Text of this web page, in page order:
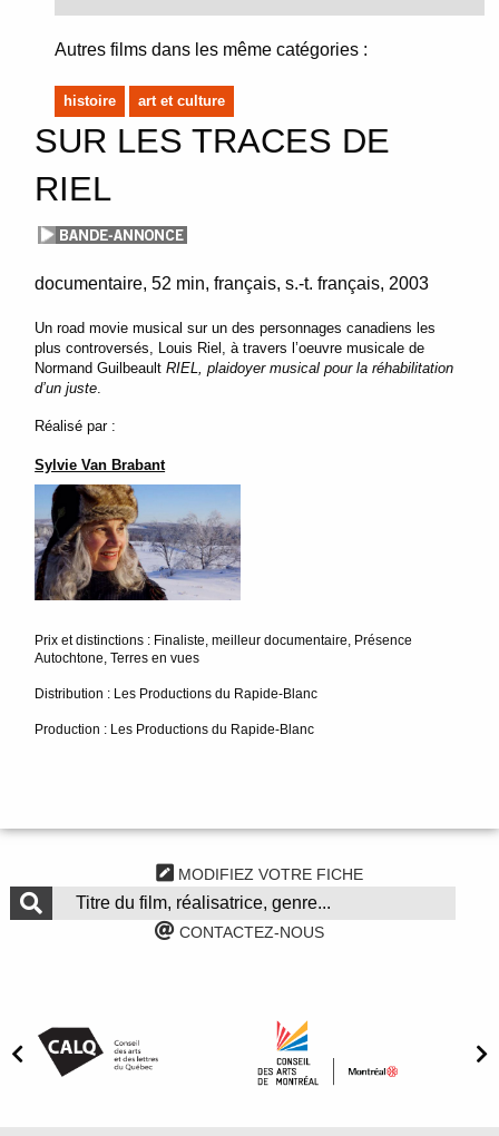
Autres films dans les même catégories :
histoire art et culture
SUR LES TRACES DE
RIEL
documentaire 52 min français, s.-t. français 2003
Un road movie musical sur un des personnages canadiens les
plus controversés, Louis Riel, à travers l’oeuvre musicale de
Normand GuilbeaultRIEL, plaidoyer musical pour la réhabilitation
d’un juste
Réalisé par :
Sylvie Van Brabant
Prix et distinctions : Finaliste, meilleur documentaire, Présence
Autochtone, Terres en vues
Distribution : Les Productions du Rapide-Blanc
Production : Les Productions du Rapide-Blanc
MODIFIEZ VOTRE FICHE
CONTACTEZ-NOUS